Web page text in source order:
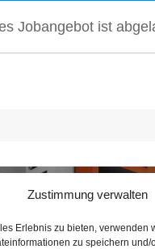
Zustimmung verwalten
Erlebnis zu bieten, verwenden
zu speichern und/
Jobangebot ist
(m/w/d) für